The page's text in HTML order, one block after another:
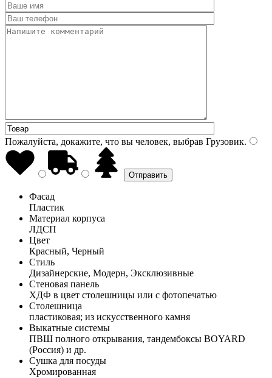
Пожалуйста, докажите, что вы человек, выбрав Грузовик.
Фасад
Пластик
Материал корпуса
ЛДСП
Цвет
Красный, Черный
Стиль
Дизайнерские, Модерн, Эксклюзивные
Стеновая панель
ХДФ в цвет столешницы или с фотопечатью
Столешница
пластиковая; из искусственного камня
Выкатные системы
ПВШ полного открывания, тандембоксы BOYARD
(Россия) и др.
Сушка для посуды
Хромированная